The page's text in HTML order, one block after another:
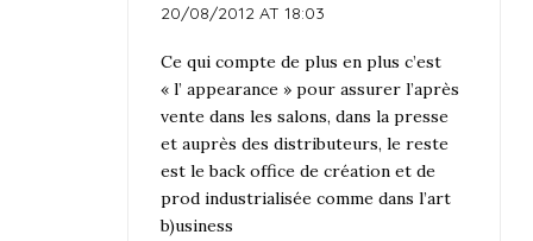
20/08/2012 AT 18:03
Ce qui compte de plus en plus c’est
« l’ appearance » pour assurer l’après
vente dans les salons, dans la presse
et auprès des distributeurs, le reste
est le back office de création et de
prod industrialisée comme dans l’art
b)usiness